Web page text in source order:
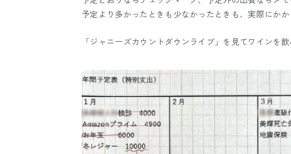
予定より多かったときも少なかったときも、実際にかか
「ジャニーズカウントダウンライブ」を見てワインを